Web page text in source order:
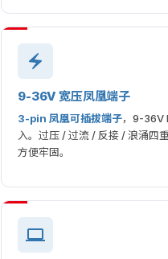
9-36V 宽压凤凰端子
3-pin 凤凰可插拔端子，9-36V
入。过压 / 过流 / 反接 / 浪涌四
方便牢固。